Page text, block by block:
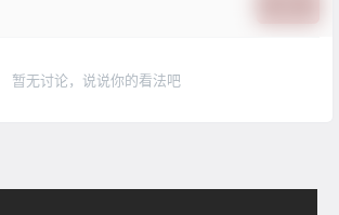
暂无讨论，说说你的看法吧